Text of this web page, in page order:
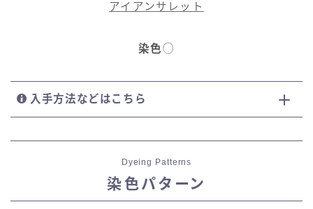
アイアンサレット
染色◯
入手方法などはこちら
Dyeing Patterns
染色パターン